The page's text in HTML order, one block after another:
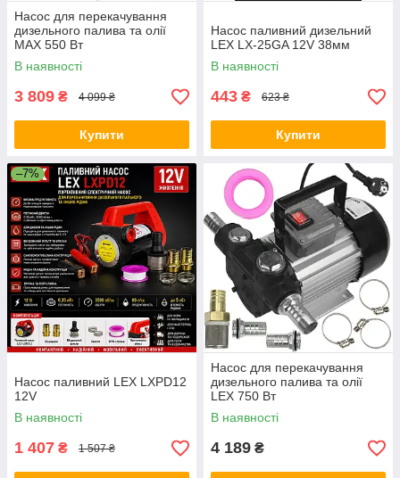
Насос для перекачування
дизельного палива та олії
MAX 550 Вт
В наявності
3 809 ₴ 4 099 ₴
Купити
Насос паливний дизельний
LEX LX-25GA 12V 38мм
В наявності
443 ₴ 623 ₴
Купити
–7%
Насос паливний LEX LXPD12
12V
В наявності
1 407 ₴ 1 507 ₴
Насос для перекачування
дизельного палива та олії
LEX 750 Вт
В наявності
4 189 ₴